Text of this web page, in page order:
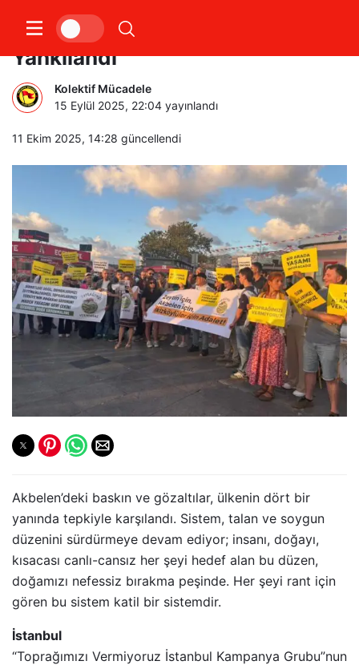
Akbelen Direnişi Tüm Ülkede
Yankılandı
Kolektif Mücadele
15 Eylül 2025, 22:04 yayınlandı
11 Ekim 2025, 14:28 güncellendi
Akbelen’deki baskın ve gözaltılar, ülkenin dört bir
yanında tepkiyle karşılandı. Sistem, talan ve soygun
düzenini sürdürmeye devam ediyor; insanı, doğayı,
kısacası canlı-cansız her şeyi hedef alan bu düzen,
doğamızı nefessiz bırakma peşinde. Her şeyi rant için
gören bu sistem katil bir sistemdir.
İstanbul
“Toprağımızı Vermiyoruz İstanbul Kampanya Grubu”nun